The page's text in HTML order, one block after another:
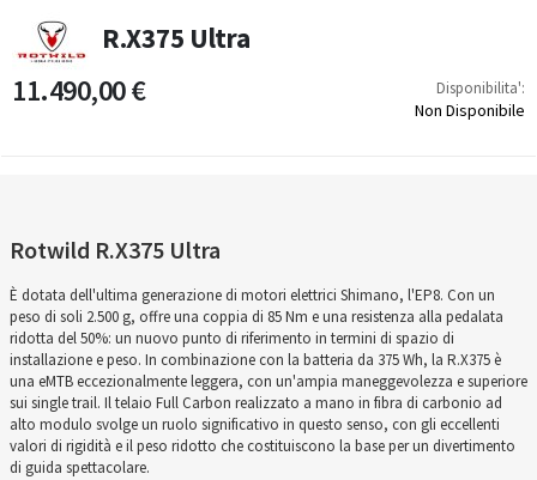
R.X375 Ultra
11.490,00 € Disponibilita':
Non Disponibile
Rotwild R.X375 Ultra
È dotata dell'ultima generazione di motori elettrici Shimano, l'EP8. Con un
peso di soli 2.500 g, offre una coppia di 85 Nm e una resistenza alla pedalata
ridotta del 50%: un nuovo punto di riferimento in termini di spazio di
installazione e peso. In combinazione con la batteria da 375 Wh, la R.X375 è
una eMTB eccezionalmente leggera, con un'ampia maneggevolezza e superiore
sui single trail. Il telaio Full Carbon realizzato a mano in fibra di carbonio ad
alto modulo svolge un ruolo significativo in questo senso, con gli eccellenti
valori di rigidità e il peso ridotto che costituiscono la base per un divertimento
di guida spettacolare.